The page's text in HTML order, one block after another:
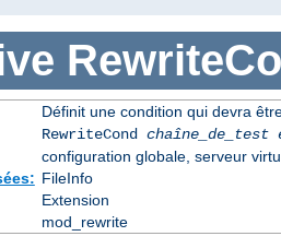
Définit une condition qui devra
RewriteCond chaîne_de_test
configuration globale, serveur
FileInfo
Extension
mod_rewrite